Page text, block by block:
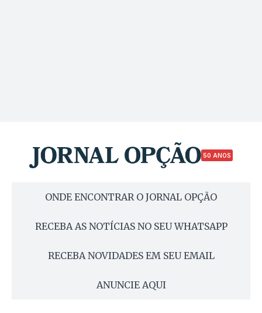
50 ANOS
ONDE ENCONTRAR O JORNAL OPÇÃO
RECEBA AS NOTÍCIAS NO SEU WHATSAPP
RECEBA NOVIDADES EM SEU EMAIL
ANUNCIE AQUI